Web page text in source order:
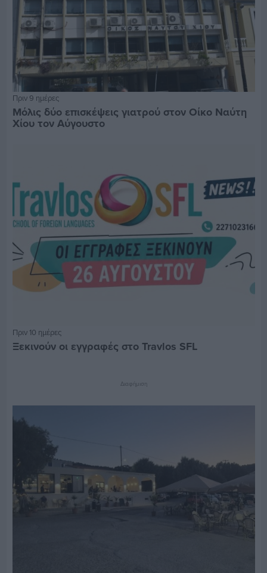
Πριν 9 ημέρες
Μόλις δύο επισκέψεις γιατρού στον Οίκο Ναύτη
Χίου τον Αύγουστο
Πριν 10 ημέρες
Ξεκινούν οι εγγραφές στο Travlos SFL
Διαφήμιση